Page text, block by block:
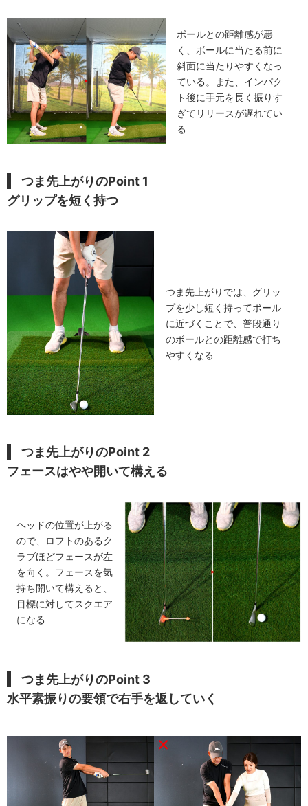
ボールとの距離感が悪
く、ボールに当たる前に
斜面に当たりやすくなっ
ている。また、インパク
ト後に手元を長く振りす
ぎてリリースが遅れてい
る
つま先上がりのPoint 1
グリップを短く持つ
つま先上がりでは、グリッ
プを少し短く持ってボール
に近づくことで、普段通り
のボールとの距離感で打ち
やすくなる
つま先上がりのPoint 2
フェースはやや開いて構える
ヘッドの位置が上がる
ので、ロフトのあるク
ラブほどフェースが左
を向く。フェースを気
持ち開いて構えると、
目標に対してスクエア
になる
つま先上がりのPoint 3
水平素振りの要領で右手を返していく